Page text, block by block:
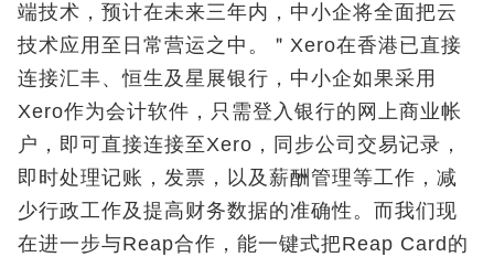
端技术，预计在未来三年内，中小企将全面把云
技术应用至日常营运之中。＂Xero在香港已直接
连接汇丰、恒生及星展银行，中小企如果采用
Xero作为会计软件，只需登入银行的网上商业帐
户，即可直接连接至Xero，同步公司交易记录，
即时处理记账，发票，以及薪酬管理等工作，减
少行政工作及提高财务数据的准确性。而我们现
在进一步与Reap合作，能一键式把Reap Card的